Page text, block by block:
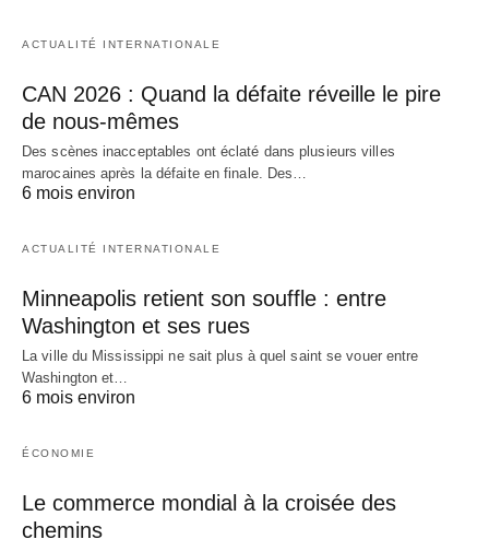
ACTUALITÉ INTERNATIONALE
CAN 2026 : Quand la défaite réveille le pire
de nous-mêmes
Des scènes inacceptables ont éclaté dans plusieurs villes
marocaines après la défaite en finale. Des…
6 mois environ
ACTUALITÉ INTERNATIONALE
Minneapolis retient son souffle : entre
Washington et ses rues
La ville du Mississippi ne sait plus à quel saint se vouer entre
Washington et…
6 mois environ
ÉCONOMIE
Le commerce mondial à la croisée des
chemins